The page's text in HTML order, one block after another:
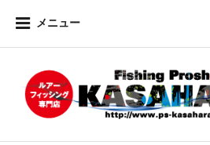
メニュー